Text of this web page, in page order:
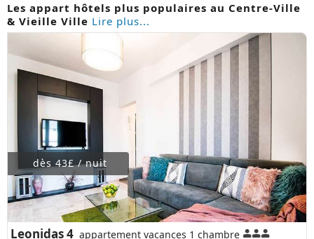
Les appart hôtels plus populaires au Centre-Ville
& Vieille Ville Lire plus...
dès 43£ / nuit
Leonidas 4 appartement vacances 1 chambre